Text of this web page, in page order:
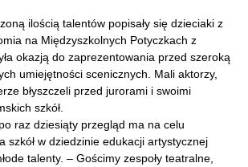
ilością talentów popisały się dzieciaki z
na Międzyszkolnych Potyczkach z
okazją do zaprezentowania przed szeroką
umiejętności scenicznych. Mali aktorzy,
błyszczeli przed jurorami i swoimi
szkół.
raz dziesiąty przegląd ma na celu
szkół w dziedzinie edukacji artystycznej
talenty. – Gościmy zespoły teatralne,